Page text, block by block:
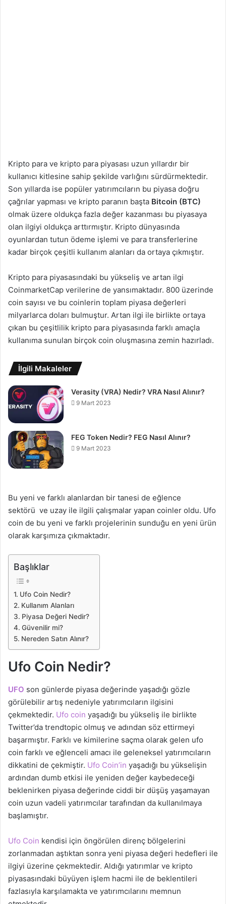
Kripto para ve kripto para piyasası uzun yıllardır bir
kullanıcı kitlesine sahip şekilde varlığını sürdürmektedir.
Son yıllarda ise popüler yatırımcıların bu piyasa doğru
çağrılar yapması ve kripto paranın başta Bitcoin (BTC)
olmak üzere oldukça fazla değer kazanması bu piyasaya
olan ilgiyi oldukça arttırmıştır. Kripto dünyasında
oyunlardan tutun ödeme işlemi ve para transferlerine
kadar birçok çeşitli kullanım alanları da ortaya çıkmıştır.
Kripto para piyasasındaki bu yükseliş ve artan ilgi
CoinmarketCap verilerine de yansımaktadır. 800 üzerinde
coin sayısı ve bu coinlerin toplam piyasa değerleri
milyarlarca doları bulmuştur. Artan ilgi ile birlikte ortaya
çıkan bu çeşitlilik kripto para piyasasında farklı amaçla
kullanıma sunulan birçok coin oluşmasına zemin hazırladı.
İlgili Makaleler
Verasity (VRA) Nedir? VRA Nasıl Alınır?
9 Mart 2023
FEG Token Nedir? FEG Nasıl Alınır?
9 Mart 2023
Bu yeni ve farklı alanlardan bir tanesi de eğlence
sektörü ve uzay ile ilgili çalışmalar yapan coinler oldu. Ufo
coin de bu yeni ve farklı projelerinin sunduğu en yeni ürün
olarak karşımıza çıkmaktadır.
Başlıklar
Ufo Coin Nedir?
Kullanım Alanları
Piyasa Değeri Nedir?
Güvenilir mi?
Nereden Satın Alınır?
Ufo Coin Nedir?
UFO son günlerde piyasa değerinde yaşadığı gözle
görülebilir artış nedeniyle yatırımcıların ilgisini
çekmektedir. Ufo coin yaşadığı bu yükseliş ile birlikte
Twitter’da trendtopic olmuş ve adından söz ettirmeyi
başarmıştır. Farklı ve kimilerine saçma olarak gelen ufo
coin farklı ve eğlenceli amacı ile geleneksel yatırımcıların
dikkatini de çekmiştir. Ufo Coin’in yaşadığı bu yükselişin
ardından dumb etkisi ile yeniden değer kaybedeceği
beklenirken piyasa değerinde ciddi bir düşüş yaşamayan
coin uzun vadeli yatırımcılar tarafından da kullanılmaya
başlamıştır.
Ufo Coin kendisi için öngörülen direnç bölgelerini
zorlanmadan aştıktan sonra yeni piyasa değeri hedefleri ile
ilgiyi üzerine çekmektedir. Aldığı yatırımlar ve kripto
piyasasındaki büyüyen işlem hacmi ile de beklentileri
fazlasıyla karşılamakta ve yatırımcılarını memnun